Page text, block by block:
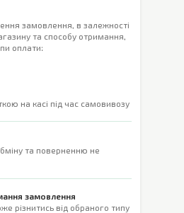
замовлення, в залежності
та способу отримання,
оплати:
на касі під час самовивозу
та поверненню не
замовлення
різнитись від обраного типу